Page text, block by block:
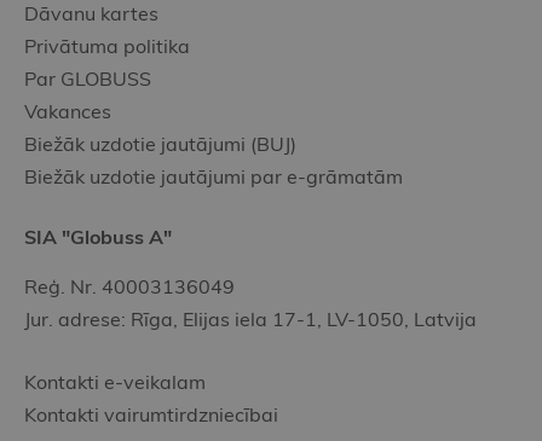
Dāvanu kartes
Privātuma politika
Par GLOBUSS
Vakances
Biežāk uzdotie jautājumi (BUJ)
Biežāk uzdotie jautājumi par e-grāmatām
SIA "Globuss A"
Reģ. Nr. 40003136049
Jur. adrese: Rīga, Elijas iela 17-1, LV-1050, Latvija
Kontakti e-veikalam
Kontakti vairumtirdzniecībai